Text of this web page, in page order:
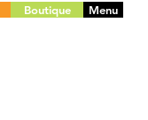
Boutique Menu